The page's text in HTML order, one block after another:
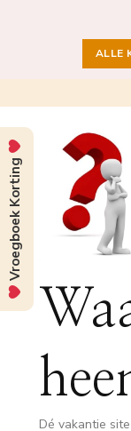
ALLE
Dé vakantie
Vroegboek Korting